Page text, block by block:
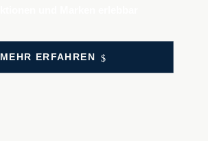
MEHR ERFAH­REN